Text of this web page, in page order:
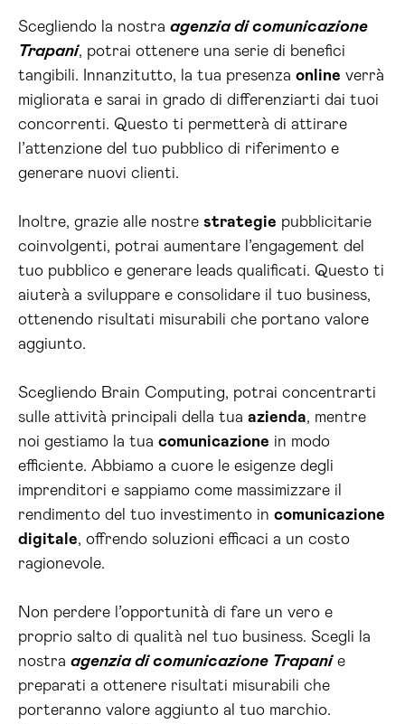
Scegliendo la nostra agenzia di comunicazione
Trapani, potrai ottenere una serie di benefici
tangibili. Innanzitutto, la tua presenza online verrà
migliorata e sarai in grado di differenziarti dai tuoi
concorrenti. Questo ti permetterà di attirare
l’attenzione del tuo pubblico di riferimento e
generare nuovi clienti.
Inoltre, grazie alle nostre strategie pubblicitarie
coinvolgenti, potrai aumentare l’engagement del
tuo pubblico e generare leads qualificati. Questo ti
aiuterà a sviluppare e consolidare il tuo business,
ottenendo risultati misurabili che portano valore
aggiunto.
Scegliendo Brain Computing, potrai concentrarti
sulle attività principali della tua azienda, mentre
noi gestiamo la tua comunicazione in modo
efficiente. Abbiamo a cuore le esigenze degli
imprenditori e sappiamo come massimizzare il
rendimento del tuo investimento in comunicazione
digitale, offrendo soluzioni efficaci a un costo
ragionevole.
Non perdere l’opportunità di fare un vero e
proprio salto di qualità nel tuo business. Scegli la
nostra agenzia di comunicazione Trapanie
preparati a ottenere risultati misurabili che
porteranno valore aggiunto al tuo marchio.